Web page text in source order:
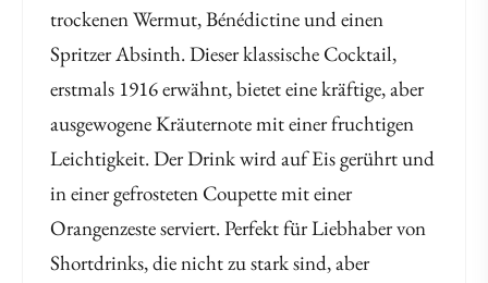
trockenen Wermut, Bénédictine und einen
Spritzer Absinth. Dieser klassische Cocktail,
erstmals 1916 erwähnt, bietet eine kräftige, aber
ausgewogene Kräuternote mit einer fruchtigen
Leichtigkeit. Der Drink wird auf Eis gerührt und
in einer gefrosteten Coupette mit einer
Orangenzeste serviert. Perfekt für Liebhaber von
Shortdrinks, die nicht zu stark sind, aber